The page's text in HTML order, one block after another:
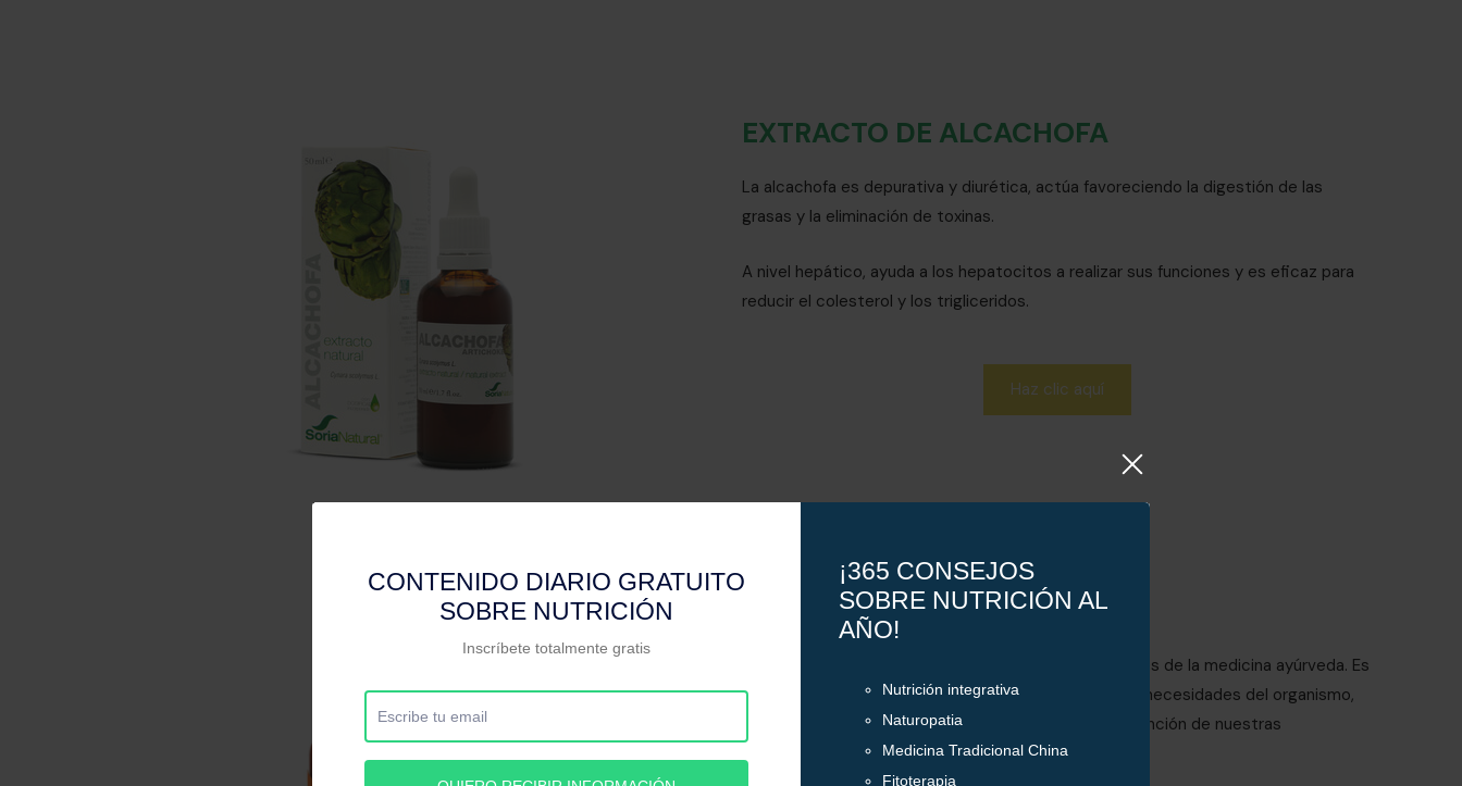
EXTRACTO DE ALCACHOFA
La alcachofa es depurativa y diurética, actúa favoreciendo la digestión de las
grasas y la eliminación de toxinas.
A nivel hepático, ayuda a los hepatocitos a realizar sus funciones y es eficaz para
reducir el colesterol y los trigliceridos.
Haz clic aquí
ASHWAGANDHA ORGÁNICA
La ashwagandha es una de las hierbas más importantes de la medicina ayúrveda. Es
ideal para controlar elestrés,ya que se adapta a las necesidades del organismo,
reduciéndo o aumentándo el cortisol segregado en función de nuestras